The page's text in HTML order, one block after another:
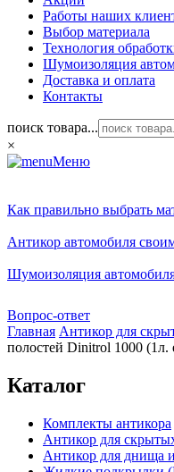
Работы наших
Выбор материала
Технология
Шумоизоляция
Доставка и оплата
Контакты
поиск товара...
×
Меню
Как правильно выбрать
Антикор автомобиля
Шумоизоляция
Вопрос-ответ
Главная Антикор для
полостей Dinitrol 1000 (1л.
Каталог
Комплекты антикора
Антикор для
Антикор для днища